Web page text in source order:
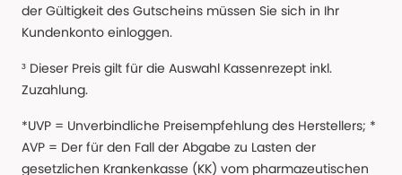
der Gültigkeit des Gutscheins müssen Sie sich in Ihr
Kundenkonto einloggen.
³ Dieser Preis gilt für die Auswahl Kassenrezept inkl.
Zuzahlung.
*UVP = Unverbindliche Preisempfehlung des Herstellers; *
AVP = Der für den Fall der Abgabe zu Lasten der
gesetzlichen Krankenkasse (KK) vom pharmazeutischen